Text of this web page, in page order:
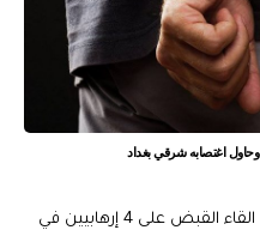
اغتصابه شرقي بغداد
أعلنت وكالة الاستخبارات، اليوم الأحد، القاء القبض على 4 إرهابيين في